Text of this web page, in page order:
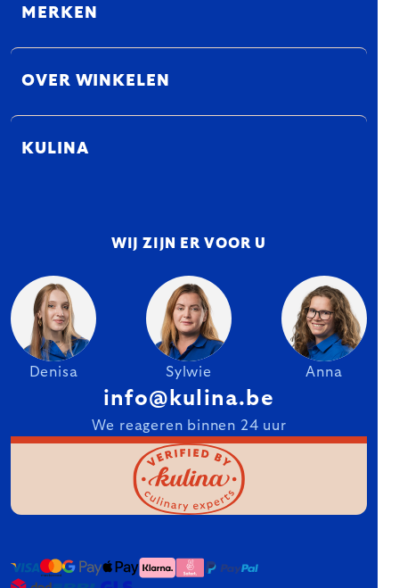
MERKEN
OVER WINKELEN
KULINA
WIJ ZIJN ER VOOR U
Denisa Sylwie Anna
info@kulina.be
We reageren binnen 24 uur